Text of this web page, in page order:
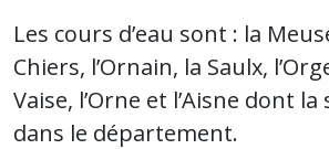
Les cours d’eau sont : la
Chiers, l’Ornain, la Saulx,
Vaise, l’Orne et l’Aisne dont
dans le département.